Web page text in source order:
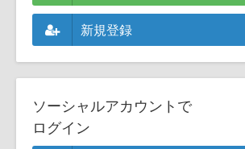
新規登録
ソーシャルアカウントで
ログイン